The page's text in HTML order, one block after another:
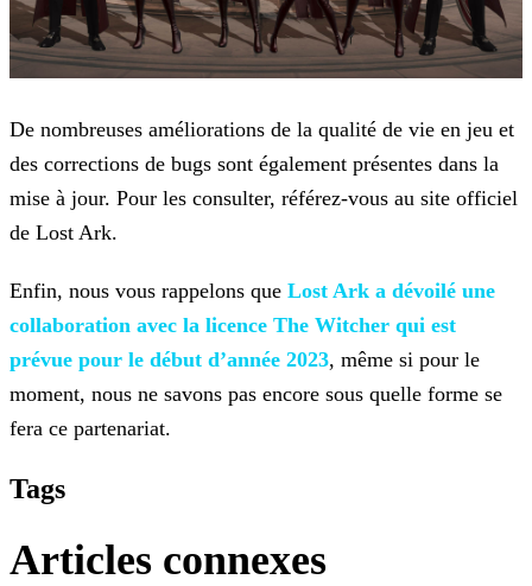
De nombreuses améliorations de la qualité de vie en jeu et
des corrections de bugs sont également présentes dans la
mise à jour. Pour les consulter, référez-vous au site officiel
de Lost Ark.
Enfin, nous vous rappelons que Lost Ark a dévoilé une
collaboration avec la licence The Witcher qui est
prévue pour le début d’année 2023, même si pour le
moment, nous ne savons pas encore sous quelle forme se
fera ce partenariat.
Tags
Articles connexes